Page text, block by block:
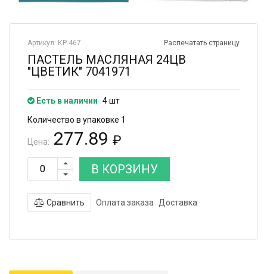
Распечатать страницу
Артикул: КР 467
ПАСТЕЛЬ МАСЛЯНАЯ 24ЦВ
"ЦВЕТИК" 7041971
Есть в наличии 4 шт
Количество в упаковке 1
Цена: 277.89 ₽
В КОРЗИНУ
Сравнить Оплата заказа Доставка